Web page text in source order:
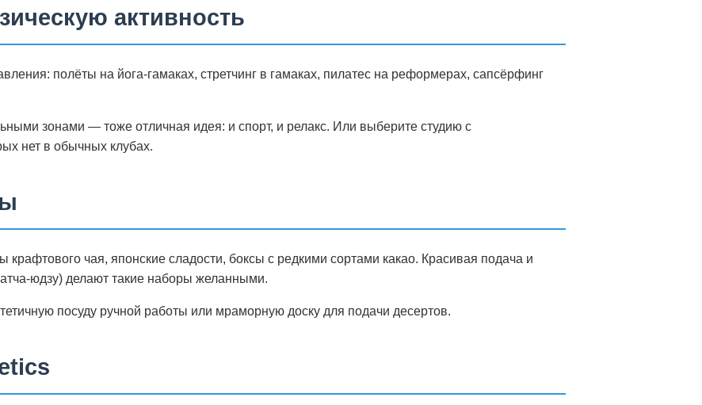
активность
полёты на йога-гамаках, стретчинг в гамаках, пилатес на реформерах, сапсёрфинг
зонами — тоже отличная идея: и спорт, и релакс. Или выберите студию с
нет в обычных клубах.
крафтового чая, японские сладости, боксы с редкими сортами какао. Красивая подача и
юдзу) делают такие наборы желанными.
посуду ручной работы или мраморную доску для подачи десертов.